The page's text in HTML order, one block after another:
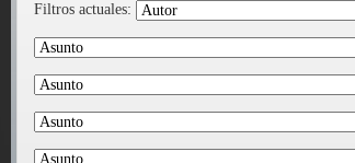
Filtros actuales: